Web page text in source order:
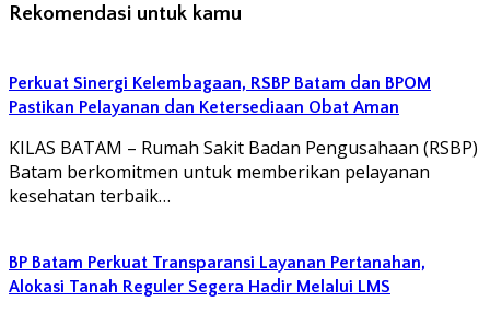
Rekomendasi untuk kamu
Perkuat Sinergi Kelembagaan, RSBP Batam dan BPOM
Pastikan Pelayanan dan Ketersediaan Obat Aman
KILAS BATAM – Rumah Sakit Badan Pengusahaan (RSBP)
Batam berkomitmen untuk memberikan pelayanan
kesehatan terbaik…
BP Batam Perkuat Transparansi Layanan Pertanahan,
Alokasi Tanah Reguler Segera Hadir Melalui LMS